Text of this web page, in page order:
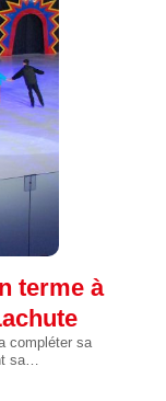
terme à
compléter sa
sa…